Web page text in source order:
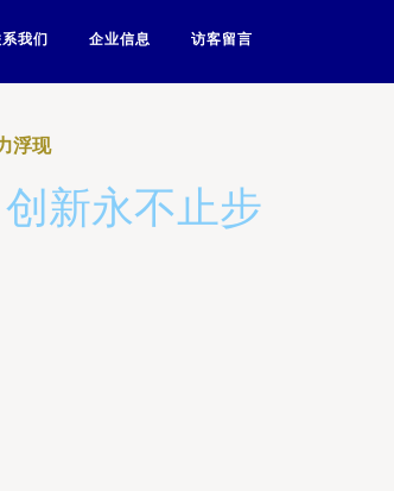
我们 企业信息 访客留言
浮现
新永不止步